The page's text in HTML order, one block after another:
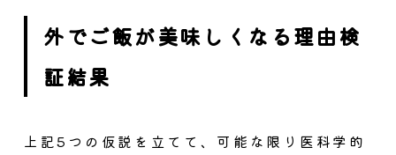
外でご飯が美味しくなる理由検
証結果
上記5つの仮説を立てて、可能な限り医科学的